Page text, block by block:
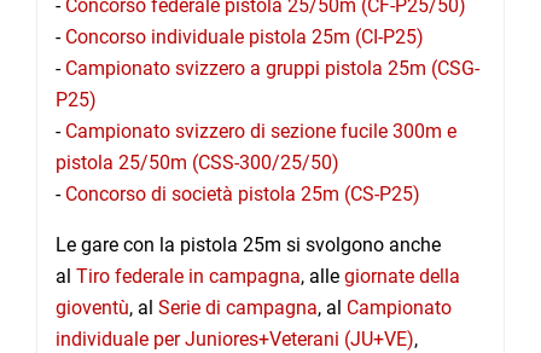
- Concorso federale pistola 25/50m (CF-P25/50)
- Concorso individuale pistola 25m (CI-P25)
- Campionato svizzero a gruppi pistola 25m (CSG-
P25)
- Campionato svizzero di sezione fucile 300m e
pistola 25/50m (CSS-300/25/50)
- Concorso di società pistola 25m (CS-P25)
Le gare con la pistola 25m si svolgono anche
al Tiro federale in campagna, alle giornate della
gioventù, al Serie di campagna, al Campionato
individuale per Juniores+Veterani (JU+VE),